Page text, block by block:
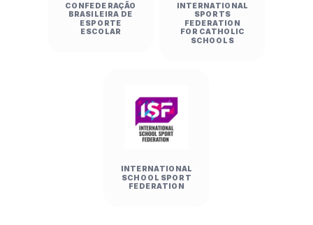
CONFEDERAÇÃO
BRASILEIRA DE
ESPORTE
ESCOLAR
INTERNATIONAL
SPORTS
FEDERATION
FOR CATHOLIC
SCHOOLS
INTERNATIONAL
SCHOOL SPORT
FEDERATION